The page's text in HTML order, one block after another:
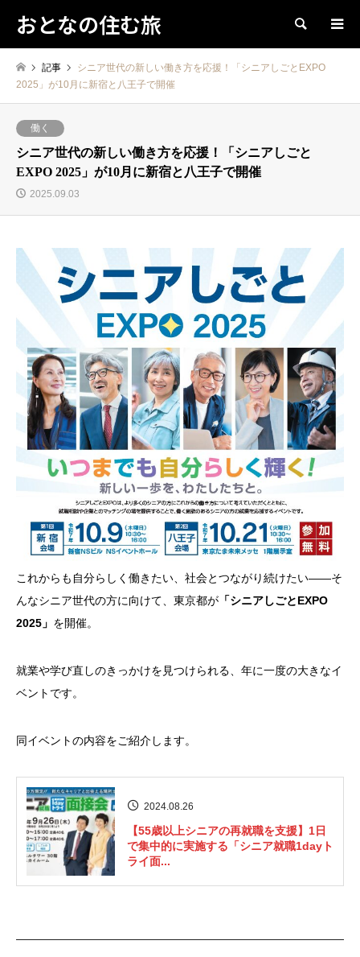
おとなの住む旅 検索
記事
シニア世代の新しい働き方を応援！「シニアしごとEXPO
2025」が10月に新宿と八王子で開催
働く
シニア世代の新しい働き方を応援！「シニアしごと
EXPO 2025」が10月に新宿と八王子で開催
2025.09.03
これからも自分らしく働きたい、社会とつながり続けたい――そ
んなシニア世代の方に向けて、東京都が 「シニアしごとEXPO
2025」 を開催。
就業や学び直しのきっかけを見つけられる、年に一度の大きなイ
ベントです。
同イベントの内容をご紹介します。
2024.08.26
【55歳以上シニアの再就職を支援】1日
で集中的に実施する「シニア就職1dayト
ライ面...